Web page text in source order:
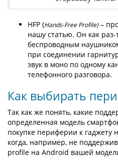
HFP (Hands-FreeProfile)–
нашу статью. Он как
беспроводным
при соединении
звук в моно по одному
телефонного разговора.
Как выбирать
Так как же понять, какие
определенная модель
покупке периферии к гаджету
когда, например, не
profile на Android вашей